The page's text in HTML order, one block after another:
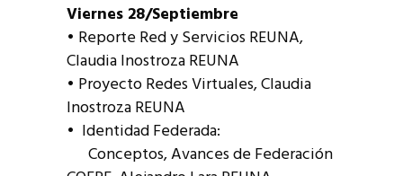
Viernes 28/Septiembre
• Reporte Red y Servicios REUNA,
Claudia Inostroza REUNA
• Proyecto Redes Virtuales, Claudia
Inostroza REUNA
• Identidad Federada:
Conceptos, Avances de Federación